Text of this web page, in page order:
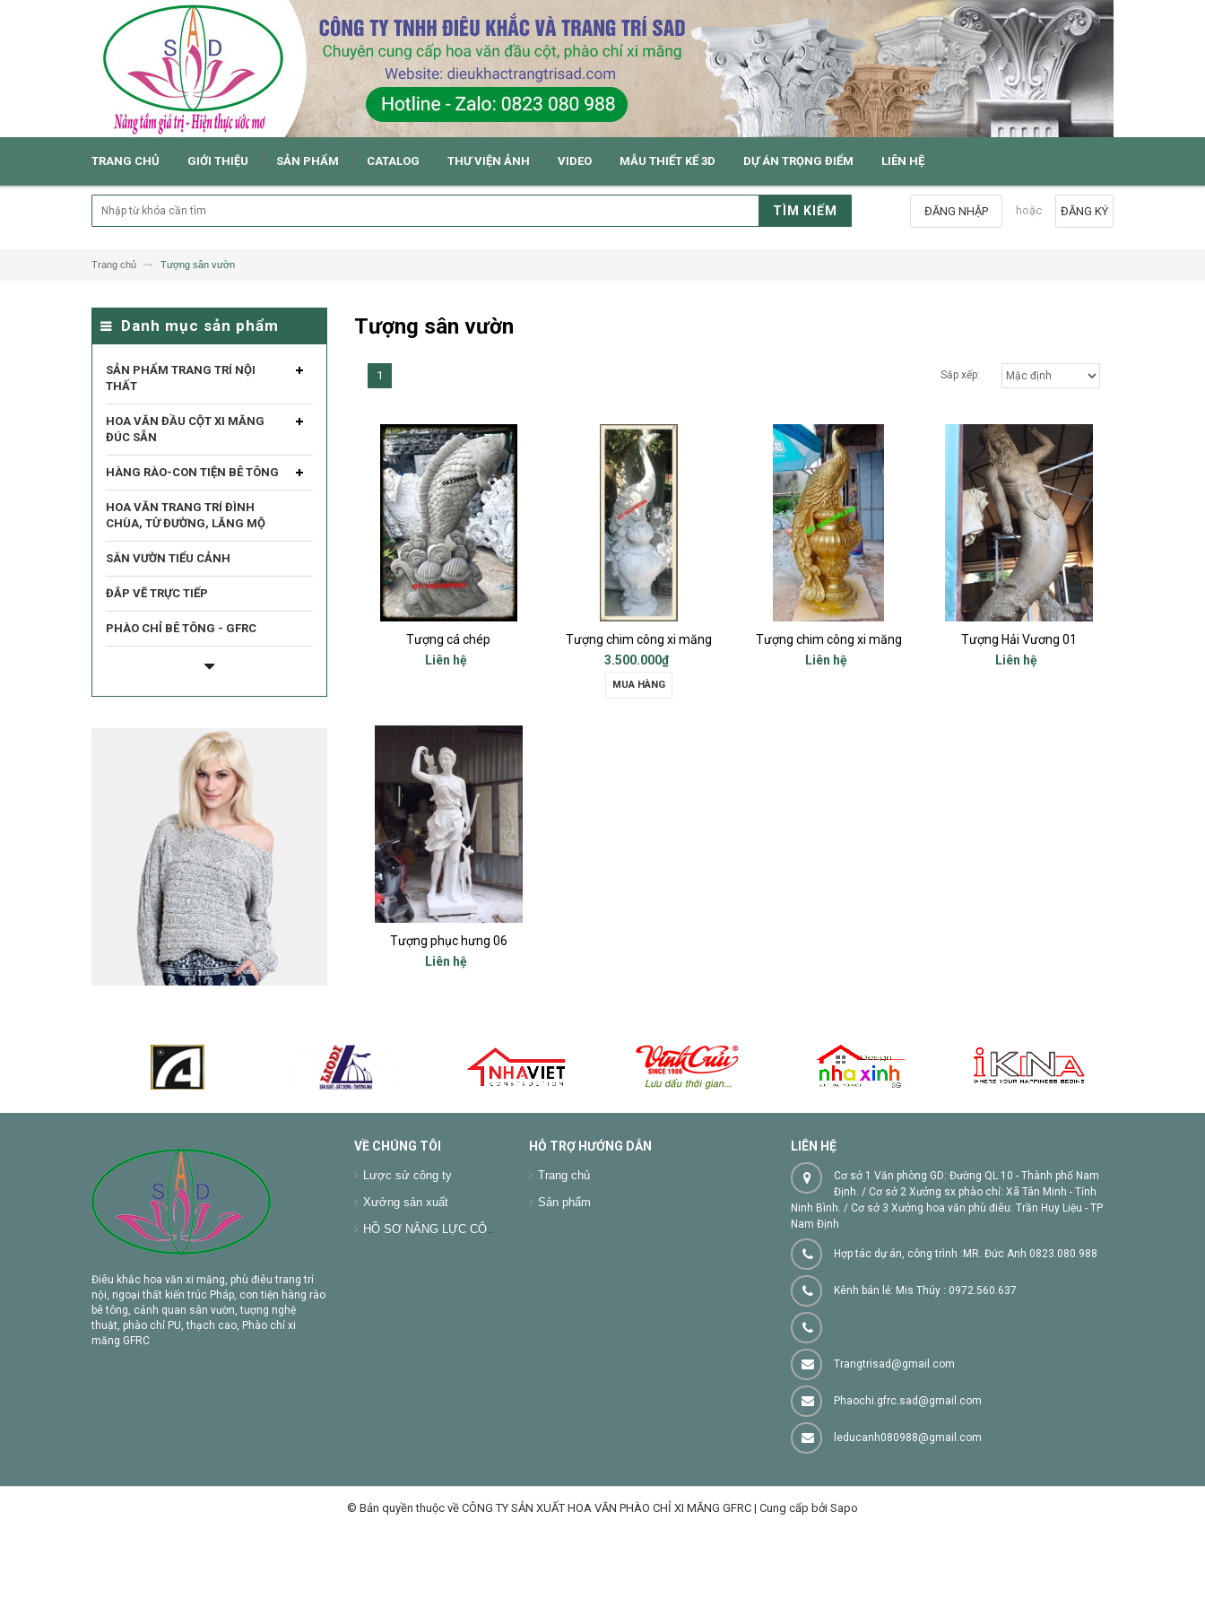
TRANG CHỦ GIỚI THIỆU SẢN PHẨM CATALOG THƯ VIỆN ẢNH VIDEO MẪU THIẾT KẾ 3D DỰ ÁN TRỌNG ĐIỂM LIÊN HỆ
TÌM KIẾM ĐĂNG KÝ
hoặc
ĐĂNG NHẬP
Trang chủ Tượng sân vườn
Tượng sân vườn
Sắp xếp:
1
Tượng cá chép
Liên hệ
Tượng chim công xi măng
3.500.000₫
MUA HÀNG
Tượng chim công xi măng
Liên hệ
Tượng Hải Vương 01
Liên hệ
Tượng phục hưng 06
Liên hệ
Danh mục sản phẩm
SẢN PHẨM TRANG TRÍ NỘI
THẤT
HOA VĂN ĐẦU CỘT XI MĂNG
ĐÚC SẴN
HÀNG RÀO-CON TIỆN BÊ TÔNG
HOA VĂN TRANG TRÍ ĐÌNH
CHÙA, TỪ ĐƯỜNG, LĂNG MỘ
SÂN VƯỜN TIỂU CẢNH
ĐẮP VẼ TRỰC TIẾP
PHÀO CHỈ BÊ TÔNG - GFRC
Điêu khắc hoa văn xi măng, phù điêu trang trí
nội, ngoại thất kiến trúc Pháp, con tiện hàng rào
bê tông, cảnh quan sân vườn, tượng nghệ
thuật, phào chỉ PU, thạch cao, Phào chỉ xi
măng GFRC
VỀ CHÚNG TÔI
Lược sử công ty
Xưởng sản xuất
HỒ SƠ NĂNG LỰC CÔNG TY
HỖ TRỢ HƯỚNG DẪN
Trang chủ
Sản phẩm
LIÊN HỆ
Cơ sở 1 Văn phòng GD: Đường QL 10 - Thành phố Nam
Định. / Cơ sở 2 Xưởng sx phào chỉ: Xã Tân Minh - Tỉnh
Ninh Bình. / Cơ sở 3 Xưởng hoa văn phù điêu: Trần Huy Liệu - TP
Nam Định
Hợp tác dự án, công trình :MR. Đức Anh 0823.080.988
Kênh bán lẻ: Mis Thúy : 0972.560.637
Trangtrisad@gmail.com
Phaochi.gfrc.sad@gmail.com
leducanh080988@gmail.com
© Bản quyền thuộc về CÔNG TY SẢN XUẤT HOA VĂN PHÀO CHỈ XI MĂNG GFRC | Cung cấp bởi Sapo